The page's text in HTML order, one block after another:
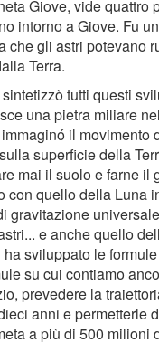
Giove, vide quattro
intorno a Giove. Fu
che gli astri potevano
Terra.
tutti questi
una pietra miliare
il movimento
superficie della
mai il suolo e farne il
con quello della Luna
gravitazione
e anche quello
sviluppato le
su cui contiamo
prevedere la
anni e permetterle
a più di 500 milioni